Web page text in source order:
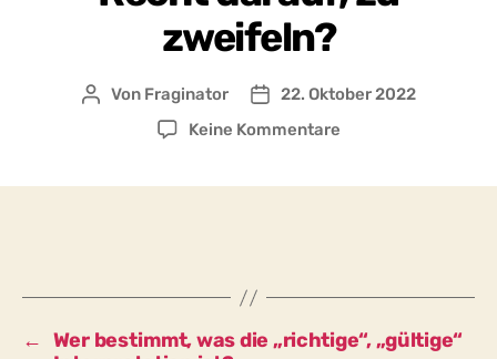
zweifeln?
Beitragsautor
Von Fraginator Beitragsdatum
22. Oktober 2022
Keine Kommentarezu
darauf,
zweifeln?
← Wer bestimmt, was die „richtige“, „gültige“